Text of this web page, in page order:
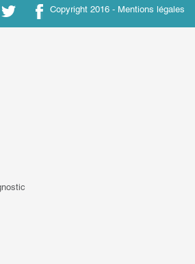
Copyright 2016 - Mentions légales